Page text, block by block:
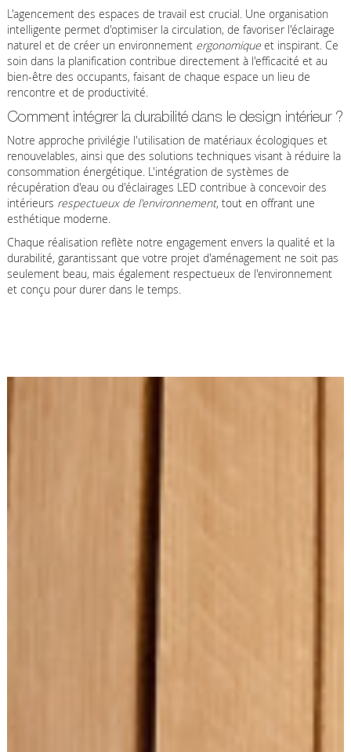
L'agencement des espaces de travail est crucial. Une organisation
intelligente permet d'optimiser la circulation, de favoriser l'éclairage
naturel et de créer un environnement ergonomiqueet inspirant. Ce
soin dans la planification contribue directement à l'efficacité et au
bien-être des occupants, faisant de chaque espace un lieu de
rencontre et de productivité.
Comment intégrer la durabilité dans le design intérieur ?
Notre approche privilégie l'utilisation de matériaux écologiques et
renouvelables, ainsi que des solutions techniques visant à réduire la
consommation énergétique. L'intégration de systèmes de
récupération d'eau ou d'éclairages LED contribue à concevoir des
intérieurs respectueux de l'environnement, tout en offrant une
esthétique moderne.
Chaque réalisation reflète notre engagement envers la qualité et la
durabilité, garantissant que votre projet d'aménagement ne soit pas
seulement beau, mais également respectueux de l'environnement
et conçu pour durer dans le temps.